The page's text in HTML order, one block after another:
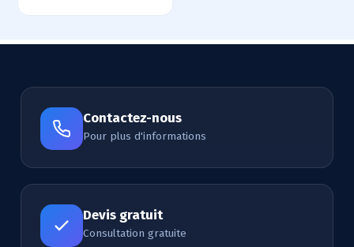
Contactez-nous
Pour plus d'informations
Devis gratuit
Consultation gratuite